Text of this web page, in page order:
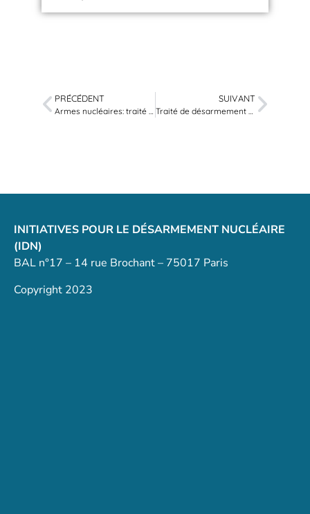
PRÉCÉDENT
Armes nucléaires: traité d’interdiction en vigueur sans la Suisse
SUIVANT
Traité de désarmement nucléaire russo-américain prolongé
INITIATIVES POUR LE DÉSARMEMENT NUCLÉAIRE
(IDN)
BAL n°17 – 14 rue Brochant – 75017 Paris
Copyright 2023